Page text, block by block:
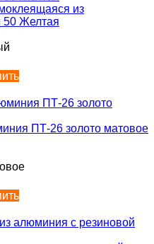
из
50 Желтая
ПТ-26 золото матовое